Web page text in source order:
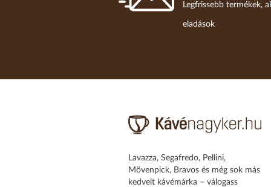
Legfrissebb termékek,
eladások
Lavazza, Segafredo, Pellini,
Mövenpick, Bravos és még sok más
kedvelt kávémárka – válogass